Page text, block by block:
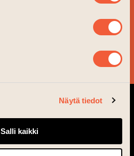
Näytä tiedot
Salli kaikki